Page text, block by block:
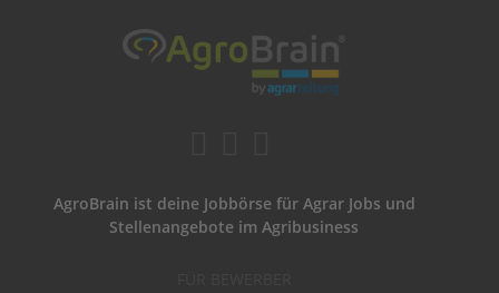
AgroBrain ist deine Jobbörse für Agrar Jobs und
Stellenangebote im Agribusiness